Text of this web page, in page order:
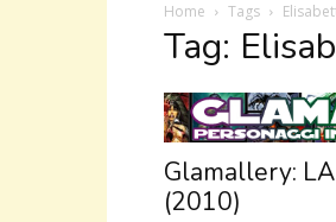
Home Tags
Tag:
Glamallery:
(2010)